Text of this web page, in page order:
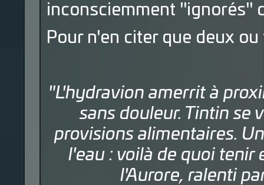
inconsciemment "ignorés"
Pour n'en citer que deux ou
"L'hydravion amerrit à
sans douleur. Tintin se
provisions alimentaires.
l'eau : voilà de quoi tenir
l'Aurore, ralenti